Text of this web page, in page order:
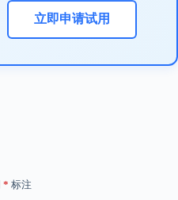
立即申请试用
* 标注